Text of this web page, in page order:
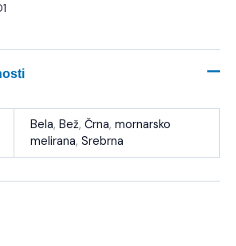
Bela, Bež, Črna, mornarsko
melirana, Srebrna